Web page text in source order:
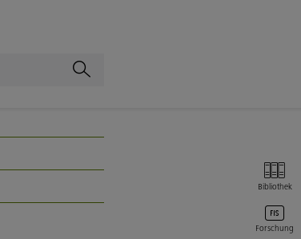
Bibliothek
Forschung